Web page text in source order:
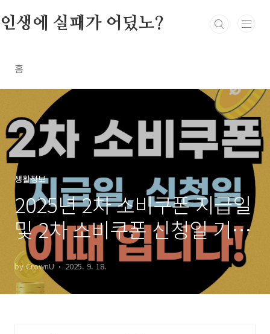
인생에 실패가 어딨노?
홈
생활정보
2025년 2차 소비쿠폰 지급일
및 2차 소비쿠폰 신청일 기준
총정리
by CrownU 2025. 9. 18.